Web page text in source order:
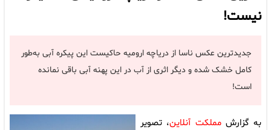
نیست!
جدیدترین عکس ناسا از دریاچه ارومیه حاکیست این پیکره آبی به‌طور
کامل خشک‌ شده و دیگر اثری از آب در این پهنه آبی باقی نمانده
است!
به گزارشمملکت آنلاین، تصویر